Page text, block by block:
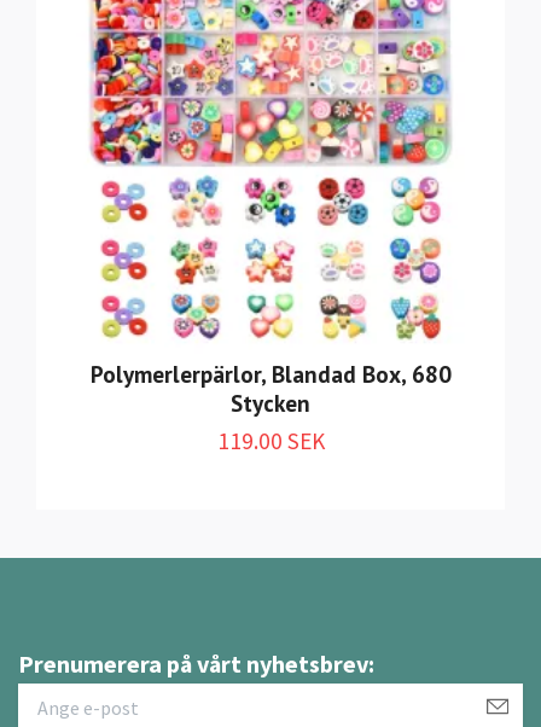
Polymerlerpärlor, Blandad Box, 680
Stycken
119.00 SEK
Prenumerera på vårt nyhetsbrev: